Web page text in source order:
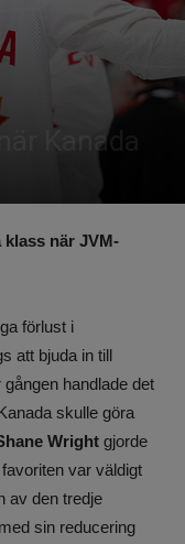
Kanada
när JVM-
förlust i
att bjuda in till
handlade det
skulle göra
Wright gjorde
var väldigt
av den tredje
sin reducering